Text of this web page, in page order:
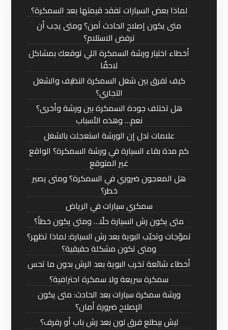
لماذا بعض السيارات تفقد قيمتها بعد السمكرة؟
متى يكون إصلاح الحادث آمن؟ ومتى يجب أن
ترفض الاستلام؟
أخطاء اختيار ورشة السمكرة اللي توقعك بمشاكل
لاحقًا
كيف تفرق بين شغل السمكرة النظيف والشغل
التجاري؟
هل تختلف جودة السمكرة بين ورشة وأخرى؟
نعم… وهذه الأسباب
علامات تدل إن الورشة استعجلت بالشغل
كم مدة بقاء السيارة في ورشة السمكرة؟ الواقع
غير المتوقع
هل المعجون ضروري في السمكرة؟ ومتى يصير
خطر؟
سمكري سيارات في الرياض
متى يكون رش السيارة حلًا… ومتى يكون خطأ؟
تموّجات وتحبّب البوية بعد رش السيارة: لماذا تظهر؟
ومتى تكون مشكلة حقيقية؟
أخطاء شائعة تخرب البوية بعد الرش بدون ما تحس
سمكرة سريعة ولا سمكرة احترافية؟
ورشة سمكرة سيارات بعد الحادث: متى يكون
الإصلاح ضرورة أمان؟
ليش بيطلع فرق لون بعد رش باب أو رفرف؟